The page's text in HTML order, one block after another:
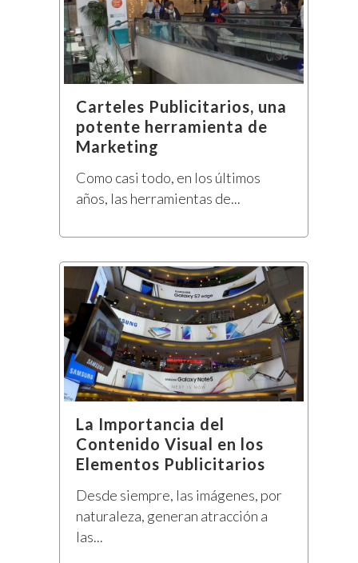
Carteles Publicitarios, una
potente herramienta de
Marketing
Como casi todo, en los últimos
años, las herramientas de...
La Importancia del
Contenido Visual en los
Elementos Publicitarios
Desde siempre, las imágenes, por
naturaleza, generan atracción a
las...